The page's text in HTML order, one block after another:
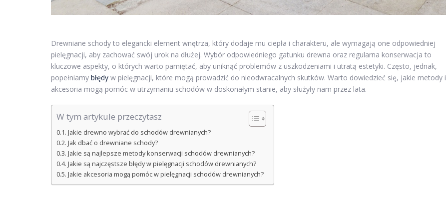
Drewniane schody to elegancki element wnętrza, który dodaje mu ciepła i charakteru, ale wymagają one odpowiedniej
pielęgnacji, aby zachować swój urok na dłużej. Wybór odpowiedniego gatunku drewna oraz regularna konserwacja to
kluczowe aspekty, o których warto pamiętać, aby uniknąć problemów z uszkodzeniami i utratą estetyki. Często, jednak,
popełniamy błędy w pielęgnacji, które mogą prowadzić do nieodwracalnych skutków. Warto dowiedzieć się, jakie metody i
akcesoria mogą pomóc w utrzymaniu schodów w doskonałym stanie, aby służyły nam przez lata.
W tym artykule przeczytasz
Jakie drewno wybrać do schodów drewnianych?
Jak dbać o drewniane schody?
Jakie są najlepsze metody konserwacji schodów drewnianych?
Jakie są najczęstsze błędy w pielęgnacji schodów drewnianych?
Jakie akcesoria mogą pomóc w pielęgnacji schodów drewnianych?